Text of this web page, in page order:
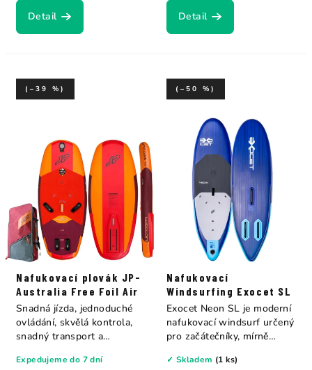
Detail Detail
Nafukovací plovák JP-
Australia Free Foil Air
(–39 %)
Expedujeme do 7 dní
Snadná jízda, jednoduché
ovládání, skvělá kontrola,
snadný transport a
Nafukovací
Windsurfing Exocet SL
(–50 %)
✓ Skladem (1 ks)
Exocet Neon SL je moderní
nafukovací windsurf určený
pro začátečníky, mírně